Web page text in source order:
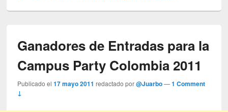
Ganadores de Entradas para la
Campus Party Colombia 2011
Publicado el17 mayo 2011 redactado por@Juarbo —1 Comment
↓